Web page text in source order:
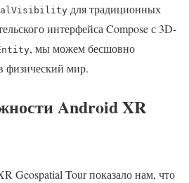
для традиционных
интерфейса Compose с 3D-
, мы можем бесшовно
физический мир.
Android XR
Geospatial Tour показало нам, что